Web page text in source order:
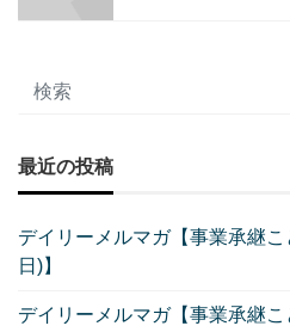
最近の投稿
デイリーメルマガ【事業承継
日)】
デイリーメルマガ【事業承継